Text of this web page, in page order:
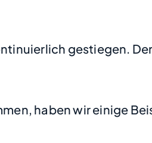
gestiegen.
haben wir einige